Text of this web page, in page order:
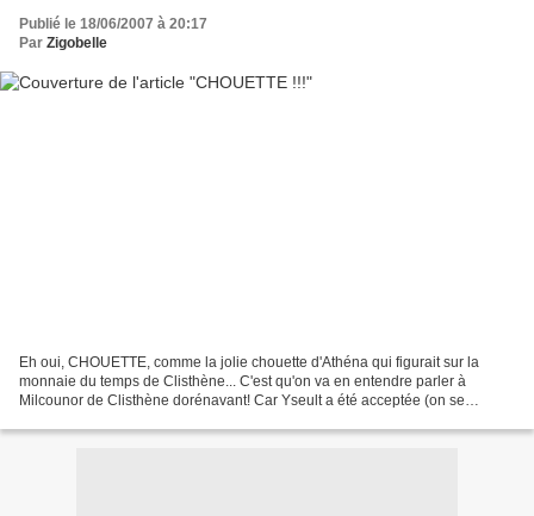
Publié le 18/06/2007 à 20:17
Par Zigobelle
Eh oui, CHOUETTE, comme la jolie chouette d'Athéna qui figurait sur la
monnaie du temps de Clisthène... C'est qu'on va en entendre parler à
Milcounor de Clisthène dorénavant! Car Yseult a été acceptée (on se